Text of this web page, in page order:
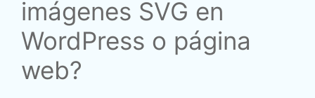
imágenes SVG en
WordPress o página
web?